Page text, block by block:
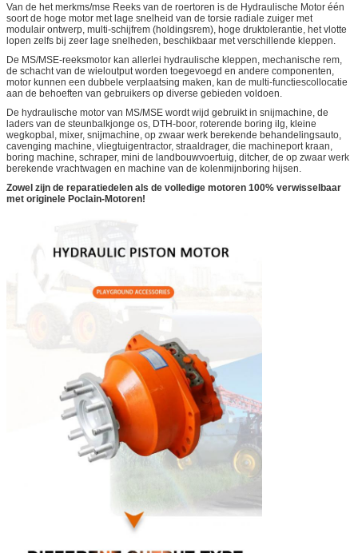
Van de het merkms/mse Reeks van de roertoren is de Hydraulische Motor één
soort de hoge motor met lage snelheid van de torsie radiale zuiger met
modulair ontwerp, multi-schijfrem (holdingsrem), hoge druktolerantie, het vlotte
lopen zelfs bij zeer lage snelheden, beschikbaar met verschillende kleppen.
De MS/MSE-reeksmotor kan allerlei hydraulische kleppen, mechanische rem,
de schacht van de wieloutput worden toegevoegd en andere componenten,
motor kunnen een dubbele verplaatsing maken, kan de multi-functiescollocatie
aan de behoeften van gebruikers op diverse gebieden voldoen.
De hydraulische motor van MS/MSE wordt wijd gebruikt in snijmachine, de
laders van de steunbalkjonge os, DTH-boor, roterende boring ilg, kleine
wegkopbal, mixer, snijmachine, op zwaar werk berekende behandelingsauto,
cavenging machine, vliegtuigentractor, straaldrager, die machineport kraan,
boring machine, schraper, mini de landbouwvoertuig, ditcher, de op zwaar werk
berekende vrachtwagen en machine van de kolenmijnboring hijsen.
Zowel zijn de reparatiedelen als de volledige motoren 100% verwisselbaar
met originele Poclain-Motoren!